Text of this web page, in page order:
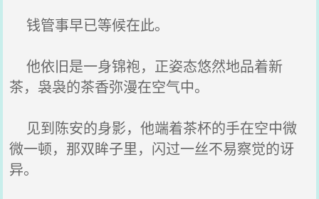
钱管事早已等候在此。
他依旧是一身锦袍，正姿态悠然地品着新
茶，袅袅的茶香弥漫在空气中。
见到陈安的身影，他端着茶杯的手在空中微
微一顿，那双眸子里，闪过一丝不易察觉的讶
异。